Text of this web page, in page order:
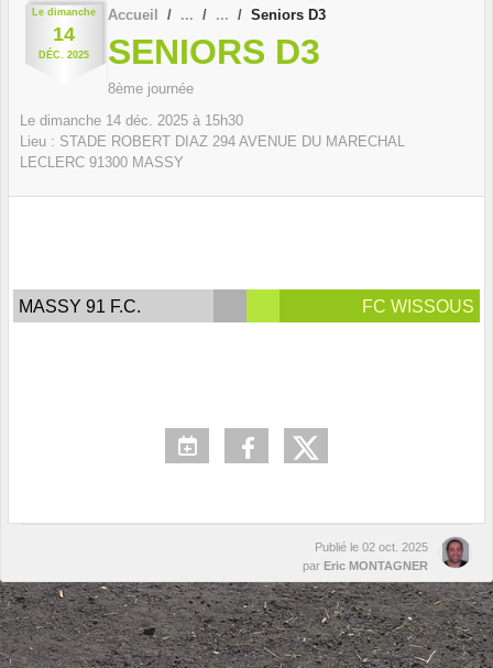
Le dimanche
14
DÉC. 2025
Accueil Seniors D3
SENIORS D3
8ème journée
Le dimanche 14 déc. 2025 à 15h30
Lieu : STADE ROBERT DIAZ 294 AVENUE DU MARECHAL
LECLERC 91300 MASSY
MASSY 91 F.C. FC WISSOUS
Publié le 02 oct. 2025
par Eric MONTAGNER